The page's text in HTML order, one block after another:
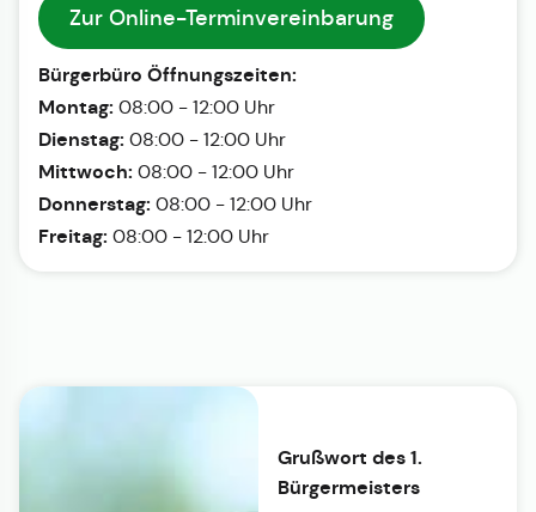
Zur Online-Terminvereinbarung
Bürgerbüro Öffnungszeiten:
Montag: 08:00 - 12:00 Uhr
Dienstag: 08:00 - 12:00 Uhr
Mittwoch: 08:00 - 12:00 Uhr
Donnerstag: 08:00 - 12:00 Uhr
Freitag: 08:00 - 12:00 Uhr
Grußwort des 1.
Bürgermeisters